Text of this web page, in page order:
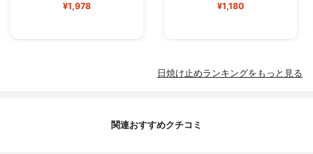
¥1,978 ¥1,180
日焼け止めランキングをもっと見る
関連おすすめクチコミ